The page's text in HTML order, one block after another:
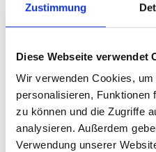
Zustimmung
Diese Webseite verwendet
Wir verwenden Cookies,
personalisieren, Funktionen
zu können und die Zugriffe
analysieren. Außerdem
Verwendung unserer
Porta Westfalica / Eisbergen
Porta Westfalica /
Eilsen
Immo Bad Eilsen
suche Bad Eilsen